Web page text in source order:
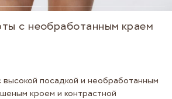
с необработанным краем
посадкой и необработанным
кроем и контрастной